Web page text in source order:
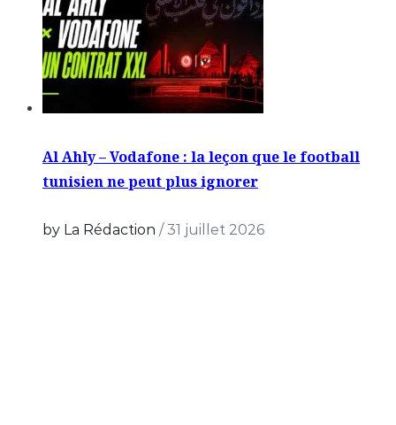
Al Ahly – Vodafone : la leçon que le football
tunisien ne peut plus ignorer
by La Rédaction /31 juillet 2026